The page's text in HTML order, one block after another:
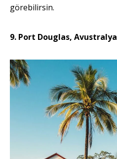
görebilirsin.
9. Port Douglas, Avustralya